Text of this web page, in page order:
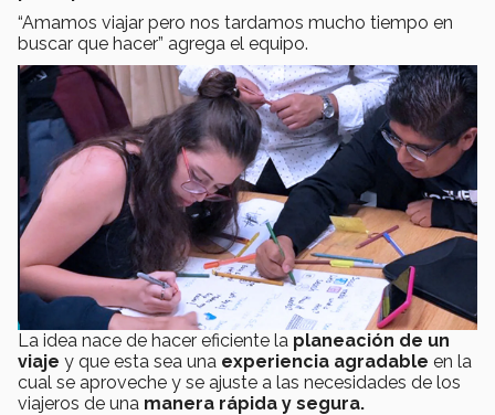
“Amamos viajar pero nos tardamos mucho tiempo en
buscar que hacer” agrega el equipo.
La idea nace de hacer eficiente la planeación de un
viaje y que esta sea una experiencia agradable en la
cual se aproveche y se ajuste a las necesidades de los
viajeros de una manera rápida y segura.